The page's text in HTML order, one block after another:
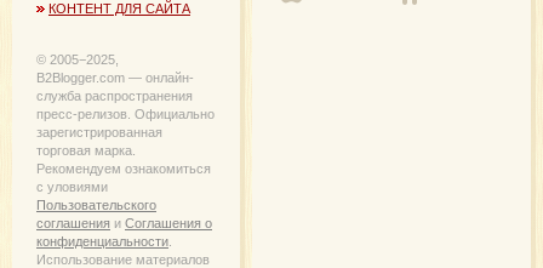
КОНТЕНТ ДЛЯ САЙТА
© 2005−2025,
B2Blogger.com — онлайн-
служба распространения
пресс-релизов. Официально
зарегистрированная
торговая марка.
Рекомендуем ознакомиться
с уловиями
Пользовательского
соглашения и Соглашения о
конфиденциальности
Использование материалов